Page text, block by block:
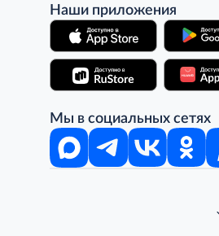
Наши приложения
Мы в социальных сетях
Стань клиентом METRO